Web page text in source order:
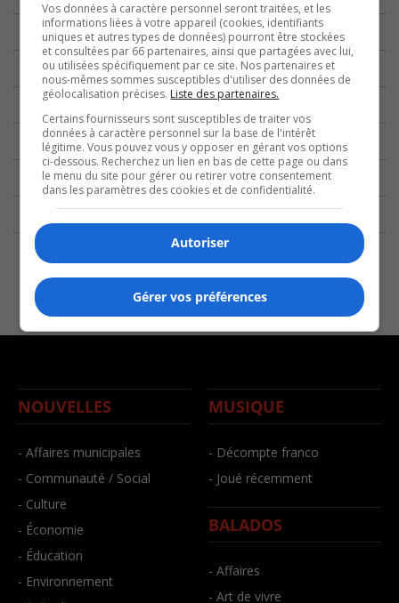
NOUVELLES
- Affaires municipales
- Communauté / Social
- Culture
- Économie
- Éducation
- Environnement
MUSIQUE
- Décompte franco
- Joué récemment
BALADOS
- Affaires
- Art de vivre
Vos données à caractère personnel seront traitées, et les
informations liées à votre appareil (cookies, identifiants
uniques et autres types de données) pourront être stockées
et consultées par 66 partenaires, ainsi que partagées avec lui,
ou utilisées spécifiquement par ce site. Nos partenaires et
nous-mêmes sommes susceptibles d'utiliser des données de
géolocalisation précises. Liste des partenaires.
Certains fournisseurs sont susceptibles de traiter vos
données à caractère personnel sur la base de l'intérêt
légitime. Vous pouvez vous y opposer en gérant vos options
ci-dessous. Recherchez un lien en bas de cette page ou dans
le menu du site pour gérer ou retirer votre consentement
dans les paramètres des cookies et de confidentialité.
Autoriser
Gérer vos préférences